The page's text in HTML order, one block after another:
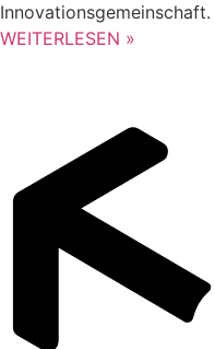
Innovationsgemeinschaft.
WEITERLESEN »